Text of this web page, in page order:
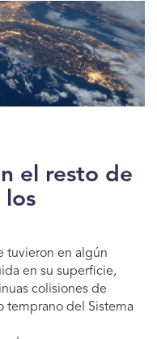
el resto de
los
tuvieron en algún
en su superficie,
colisiones de
temprano del Sistema